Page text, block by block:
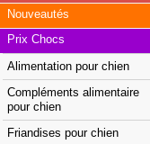
Nouveautés
Prix Chocs
Alimentation pour chien
Compléments alimentaire
pour chien
Friandises pour chien